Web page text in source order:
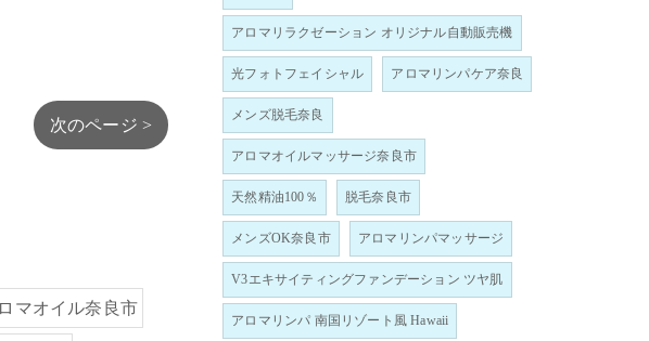
次のページ >
マオイル奈良市
アロマリラクゼーション オリジナル自動販売機
光フォトフェイシャル アロマリンパケア奈良
メンズ脱毛奈良
アロマオイルマッサージ奈良市
天然精油100％ 脱毛奈良市
メンズOK奈良市 アロマリンパマッサージ
V3エキサイティングファンデーション ツヤ肌
アロマリンパ 南国リゾート風 Hawaii